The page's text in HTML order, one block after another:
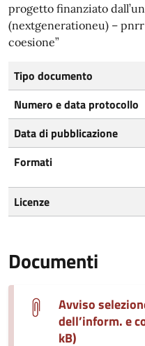
progetto finanziato
(nextgenerationeu) –
coesione”
Tipo documento
Numero e data protocollo
Data di pubblicazione
Formati
Licenze
Documenti
Avviso
dell’inform. e
kB)